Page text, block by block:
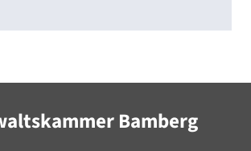
Bamberg